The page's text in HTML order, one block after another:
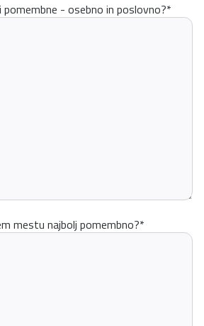
- osebno in poslovno?*
mestu najbolj pomembno?*